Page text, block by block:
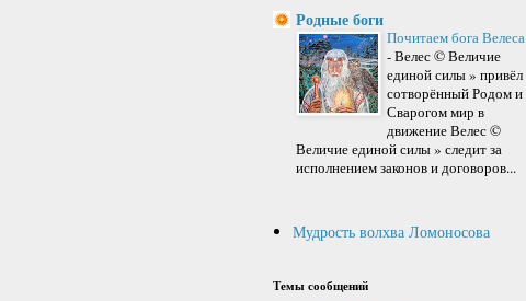
Родные боги
Почитаем бога Велеса
-Велес © Величие
единой силы » привёл
сотворённый Родом и
Сварогом мир в
движение Велес ©
Величие единой силы » следит за
исполнением законов и договоров...
Мудрость волхва Ломоносова
Темы сообщений